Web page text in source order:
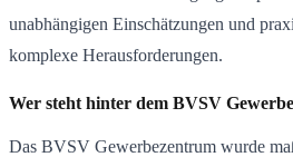
unabhängigen Einschätzungen und
komplexe Herausforderungen.
Wer steht hinter dem BVSV
Das BVSV Gewerbezentrum wurde